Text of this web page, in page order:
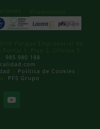
Promotores
Parque Empresarial de
Portal 1, Piso 2, Oficina 3
985 980 188
Política de Cookies
PFS Grupo
YouTube